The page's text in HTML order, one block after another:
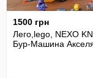
1500 грн
Лего,lego, NEXO
Бур-Машина